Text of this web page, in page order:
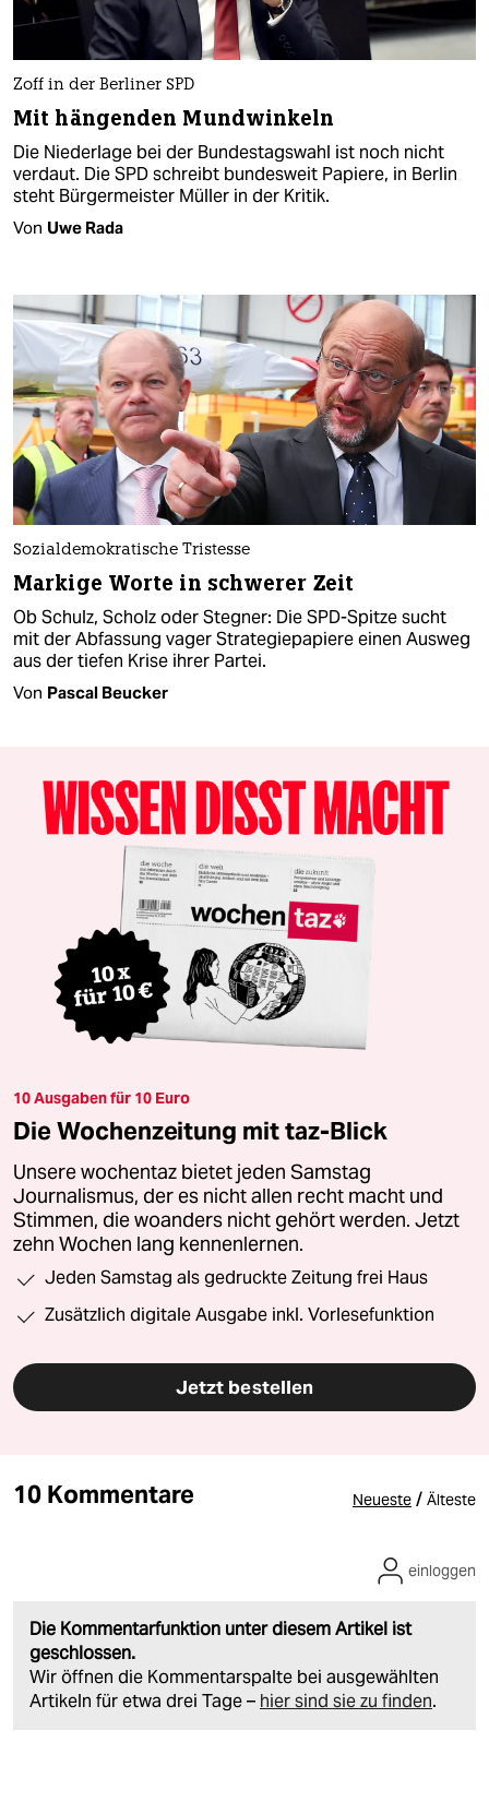
Zoff in der Berliner SPD
Mit hängenden Mundwinkeln
Die Niederlage bei der Bundestagswahl ist noch nicht
verdaut. Die SPD schreibt bundesweit Papiere, in Berlin
steht Bürgermeister Müller in der Kritik.
Von Uwe Rada
Sozialdemokratische Tristesse
Markige Worte in schwerer Zeit
Ob Schulz, Scholz oder Stegner: Die SPD-Spitze sucht
mit der Abfassung vager Strategiepapiere einen Ausweg
aus der tiefen Krise ihrer Partei.
Von Pascal Beucker
10 Ausgaben für 10 Euro
Die Wochenzeitung mit taz-Blick
Unsere wochentaz bietet jeden Samstag
Journalismus, der es nicht allen recht macht und
Stimmen, die woanders nicht gehört werden. Jetzt
zehn Wochen lang kennenlernen.
Jeden Samstag als gedruckte Zeitung frei Haus
Zusätzlich digitale Ausgabe inkl. Vorlesefunktion
Jetzt bestellen
10 Kommentare Neueste / Älteste
Die Kommentarfunktion unter diesem Artikel ist
geschlossen.
Wir öffnen die Kommentarspalte bei ausgewählten
Artikeln für etwa drei Tage – hier sind sie zu finden.
einloggen